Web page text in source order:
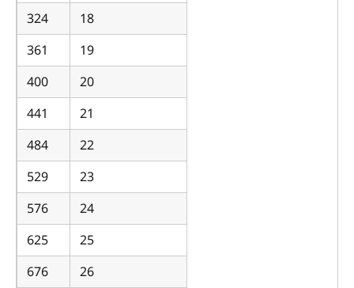
324
18
361
19
400
20
441
21
484
22
529
23
576
24
625
25
676
26